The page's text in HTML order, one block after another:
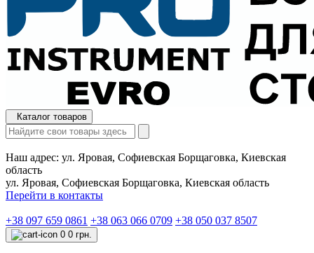
Каталог товаров
Наш адрес: ул. Яровая, Софиевская Борщаговка, Киевская
область
ул. Яровая, Софиевская Борщаговка, Киевская область
Перейти в контакты
+38 097 659 0861 +38 063 066 0709 +38 050 037 8507
0 0 грн.